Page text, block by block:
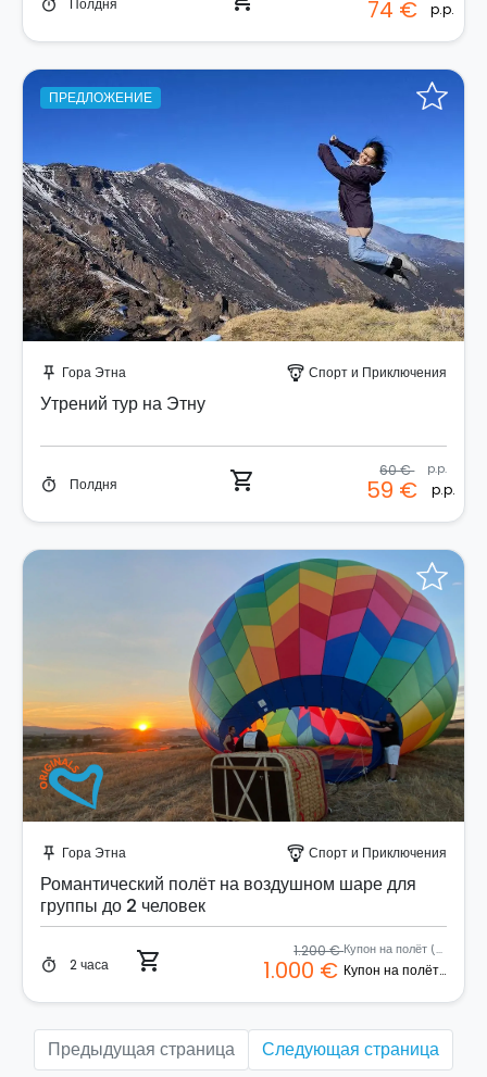
timer 74 € p.p.
ПРЕДЛОЖЕНИЕ
push_pin Гора Этна paragliding Спорт и Приключения
Утрений тур на Этну
timer Полдня shopping_cart 60 € p.p.
59 € p.p.
push_pin Гора Этна paragliding Спорт и Приключения
Романтический полёт на воздушном шаре для
группы до 2 человек
timer 2 часа shopping_cart 1.200 € Купон на полёт (2 человека)
1.000 € Купон на полёт (2 человека)
Предыдущая страница Следующая страница